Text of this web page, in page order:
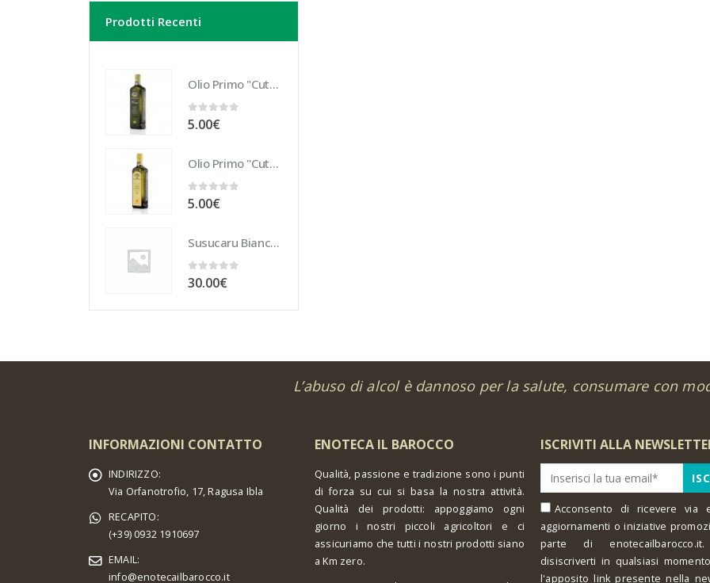
Prodotti Recenti
Olio Primo "Cutrera" Biologico 10 cl
0 out of 5
5.00€
Olio Primo "Cutrera" DOP 10 cl
0 out of 5
5.00€
Susucaru Bianco 75 cl
0out of 5
30.00€
L’abuso di alcol è dannoso per la salute, consumare con
INFORMAZIONI CONTATTO
INDIRIZZO:
Via Orfanotrofio, 17, Ragusa Ibla
RECAPITO:
(+39) 0932 1910697
EMAIL:
info@enotecailbarocco.it
ENOTECA IL BAROCCO
Qualità, passione e tradizione sono i punti
di forza su cui si basa la nostra attività.
Qualità dei prodotti: appoggiamo ogni
giorno i nostri piccoli agricoltori e ci
assicuriamo che tutti i nostri prodotti siano
a Km zero.
ISCRIVITI ALLA
Acconsento di ricevere via
aggiornamenti o iniziative
parte di
disiscriverti in qualsiasi
l'apposito link presente nella